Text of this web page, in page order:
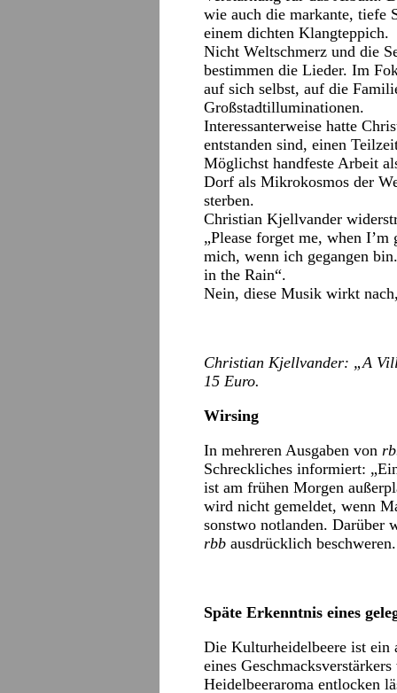
wie auch die markante, tiefe
einem dichten Klangteppich.
Nicht Weltschmerz und die
bestimmen die Lieder. Im
auf sich selbst, auf die
Großstadtilluminationen.
Interessanterweise hatte
entstanden sind, einen
Möglichst handfeste Arbeit
Dorf als Mikrokosmos der
sterben.
Christian Kjellvander
„Please forget me, when
mich, wenn ich gegangen
in the Rain“.
Nein, diese Musik wirkt
Christian Kjellvander: „A
15 Euro.
Wirsing
In mehreren Ausgaben von
Schreckliches informiert:
ist am frühen Morgen
wird nicht gemeldet, wenn
sonstwo notlanden. Darüber
rbb ausdrücklich beschweren.
Späte Erkenntnis eines
Die Kulturheidelbeere ist
eines
Heidelbeeraroma entlocken